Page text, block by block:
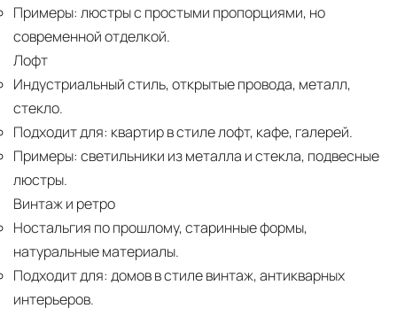
Примеры: люстры с простыми пропорциями, но
современной отделкой.
Лофт
Индустриальный стиль, открытые провода, металл,
стекло.
Подходит для: квартир в стиле лофт, кафе, галерей.
Примеры: светильники из металла и стекла, подвесные
люстры.
Винтаж и ретро
Ностальгия по прошлому, старинные формы,
натуральные материалы.
Подходит для: домов в стиле винтаж, антикварных
интерьеров.